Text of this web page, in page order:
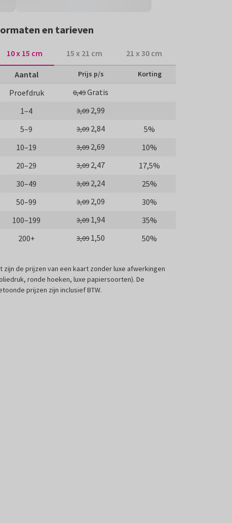
en tarieven
10 x 15 cm 15 x 21 cm 21 x 30 cm
Aantal Prijs p/s Korting
Proefdruk 0,49Gratis
1–4
3,09 2,99
5–9
3,09 2,84
5%
10–19
3,09 2,69
10%
20–29
3,09 2,47
17,5%
30–49
3,09 2,24
25%
50–99
3,09 2,09
30%
100–199
3,09 1,94
35%
200+
3,09 1,50 50%
zijn de prijzen van een kaart zonder luxe afwerkingen
ronde hoeken, luxe papiersoorten). De
prijzen zijn inclusief BTW.